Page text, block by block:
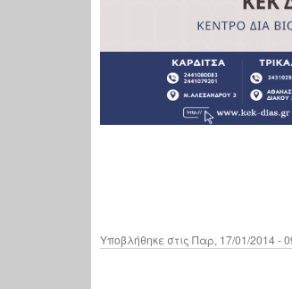
Υποβλήθηκε στις Παρ, 17/01/2014 -